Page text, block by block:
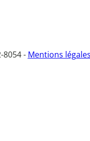
8054 - Mentions légales